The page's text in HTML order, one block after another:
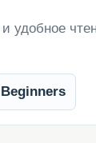
удобное
Beginners